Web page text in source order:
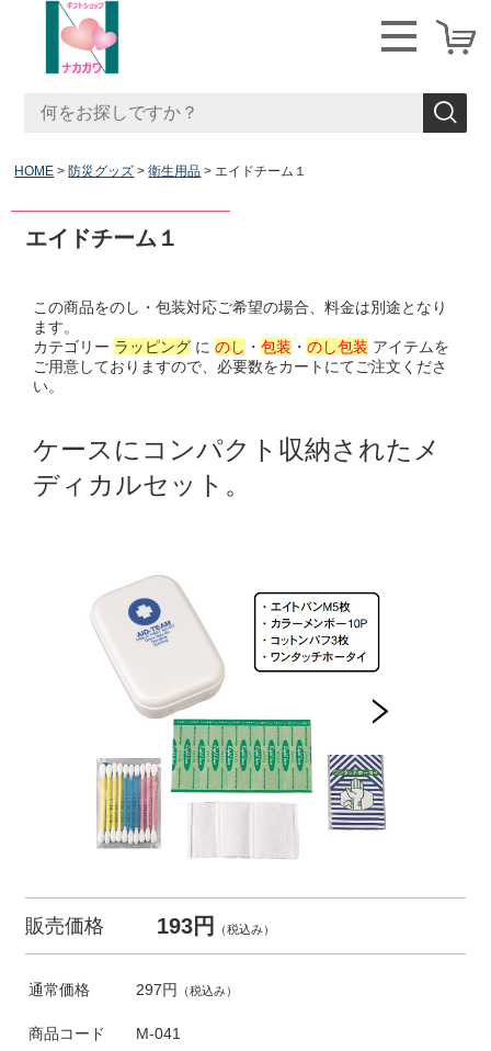
HOME 防災グッズ 衛生用品 エイドチーム１
エイドチーム１
この商品をのし・包装対応ご希望の場合、料金は別途となり
ます。
カテゴリー ラッピング に のし ・ 包装 ・ のし包装 アイテムを
ご用意しておりますので、必要数をカートにてご注文くださ
い。
ケースにコンパクト収納されたメ
ディカルセット。
販売価格 193円 （税込み）
通常価格 297円 （税込み）
商品コード M-041